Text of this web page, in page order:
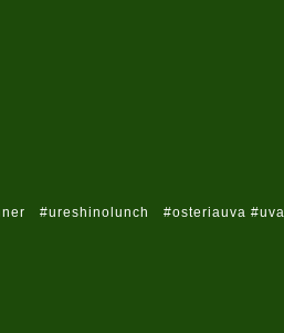
#ureshinolunch #osteriauva